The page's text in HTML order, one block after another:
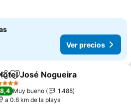
Ver precios
Agregar a favoritos
José Nogueira
Estrellas
8,4 Muy bueno
1.488
a 0.6 km de la playa